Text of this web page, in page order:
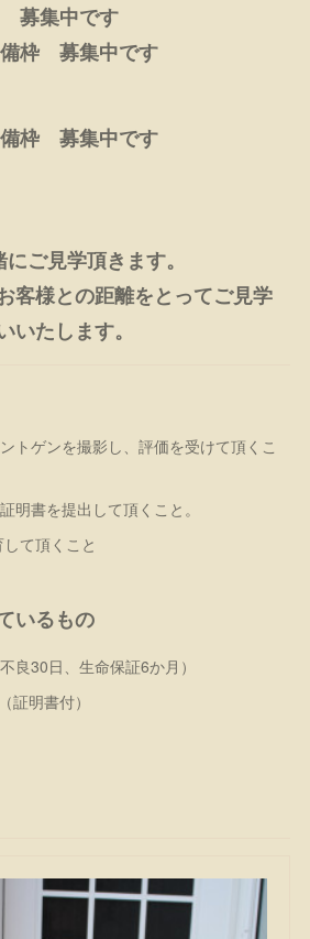
集中です
枠 募集中です
枠 募集中です
ご見学頂きます。
客様との距離をとってご見学
いたします。
トゲンを撮影し、評価を受けて頂くこ
明書を提出して頂くこと。
て頂くこと
いるもの
良30日、生命保証6か月）
証明書付）